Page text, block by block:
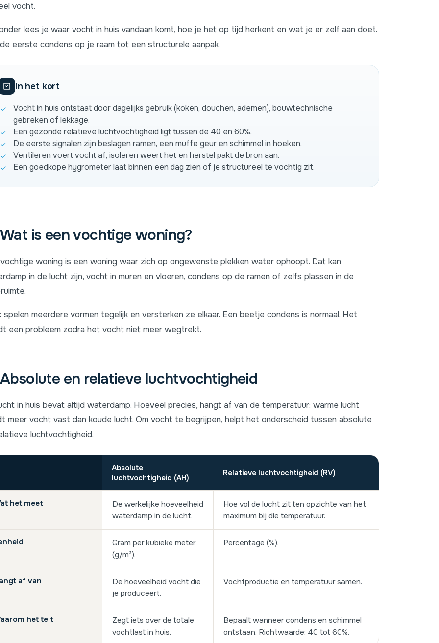
vocht.
lees je waar vocht in huis vandaan komt, hoe je het op tijd herkent en wat je er zelf aan doet.
eerste condens op je raam tot een structurele aanpak.
In het kort
Vocht in huis ontstaat door dagelijks gebruik (koken, douchen, ademen), bouwtechnische
gebreken of lekkage.
Een gezonde relatieve luchtvochtigheid ligt tussen de 40 en 60%.
De eerste signalen zijn beslagen ramen, een muffe geur en schimmel in hoeken.
Ventileren voert vocht af, isoleren weert het en herstel pakt de bron aan.
Een goedkope hygrometer laat binnen een dag zien of je structureel te vochtig zit.
Wat is een vochtige woning?
woning is een woning waar zich op ongewenste plekken water ophoopt. Dat kan
in de lucht zijn, vocht in muren en vloeren, condens op de ramen of zelfs plassen in de
spelen meerdere vormen tegelijk en versterken ze elkaar. Een beetje condens is normaal. Het
een probleem zodra het vocht niet meer wegtrekt.
Absolute en relatieve luchtvochtigheid
in huis bevat altijd waterdamp. Hoeveel precies, hangt af van de temperatuur: warme lucht
meer vocht vast dan koude lucht. Om vocht te begrijpen, helpt het onderscheid tussen absolute
luchtvochtigheid.
Absolute
luchtvochtigheid (AH)
Relatieve luchtvochtigheid (RV)
het meet
De werkelijke hoeveelheid
waterdamp in de lucht.
Hoe vol de lucht zit ten opzichte van het
maximum bij die temperatuur.
Gram per kubieke meter
(g/m³).
Percentage (%).
af van
De hoeveelheid vocht die
je produceert.
Vochtproductie en temperatuur samen.
het telt
Zegt iets over de totale
vochtlast in huis.
Bepaalt wanneer condens en schimmel
ontstaan. Richtwaarde: 40 tot 60%.